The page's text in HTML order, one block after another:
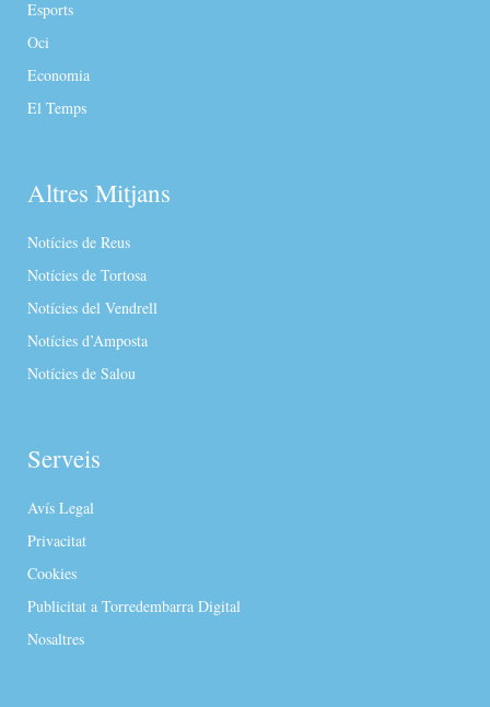
Esports
Oci
Economia
El Temps
Altres Mitjans
Notícies de Reus
Notícies de Tortosa
Notícies del Vendrell
Notícies d’Amposta
Notícies de Salou
Serveis
Avís Legal
Privacitat
Cookies
Publicitat a Torredembarra Digital
Nosaltres